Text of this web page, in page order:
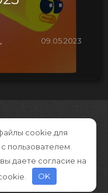
, 09.05.2023
cookie для
пользователем.
даете согласие на
OK